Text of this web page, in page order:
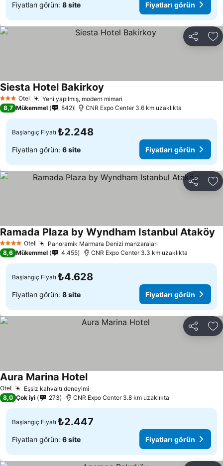
Fiyatları görün: 8 site Fiyatları görün
Paylaş
3 YıldızOtel Yeni yapılmış, modern mimari
Siesta Hotel Bakirkoy
8,7 Mükemmel 842 CNR Expo Center 3.6 km uzaklıkta
Başlangıç Fiyatı ₺2.248
Fiyatları görün: 6 site Fiyatları görün
Paylaş
4 Yıldız Otel Panoramik Marmara Denizi manzaraları
Ramada Plaza by Wyndham Istanbul Ataköy
8,6 Mükemmel 4.455 CNR Expo Center 3.3 km uzaklıkta
Başlangıç Fiyatı ₺4.628
Fiyatları görün: 8 site Fiyatları görün
Paylaş
Otel Eşsiz kahvaltı deneyimi
Aura Marina Hotel
8,0 Çok iyi 273 CNR Expo Center 3.8 km uzaklıkta
Başlangıç Fiyatı ₺2.447
Fiyatları görün: 6 site Fiyatları görün